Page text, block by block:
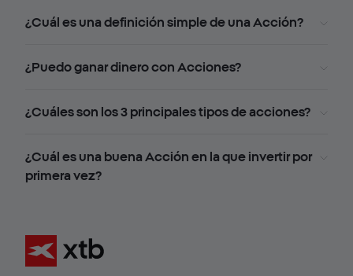
¿Cuál es una definición simple de una Acción?
¿Puedo ganar dinero con Acciones?
¿Cuáles son los 3 principales tipos de acciones?
¿Cuál es una buena Acción en la que invertir por
primera vez?